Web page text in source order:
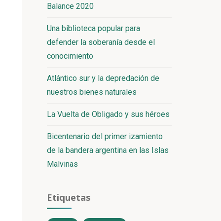
Balance 2020
Una biblioteca popular para
defender la soberanía desde el
conocimiento
Atlántico sur y la depredación de
nuestros bienes naturales
La Vuelta de Obligado y sus héroes
Bicentenario del primer izamiento
de la bandera argentina en las Islas
Malvinas
Etiquetas